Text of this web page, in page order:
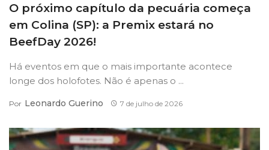
O próximo capítulo da pecuária começa
em Colina (SP): a Premix estará no
BeefDay 2026!
Há eventos em que o mais importante acontece
longe dos holofotes. Não é apenas o ...
Por Leonardo Guerino 7 de julho de 2026